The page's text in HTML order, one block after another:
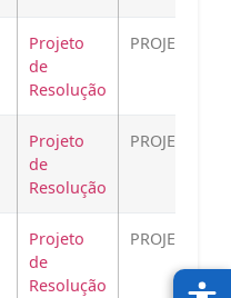
Projeto
de
Resolução
PROJETO-
Projeto
de
Resolução
PROJETO-
Projeto
de
Resolução
PROJETO-